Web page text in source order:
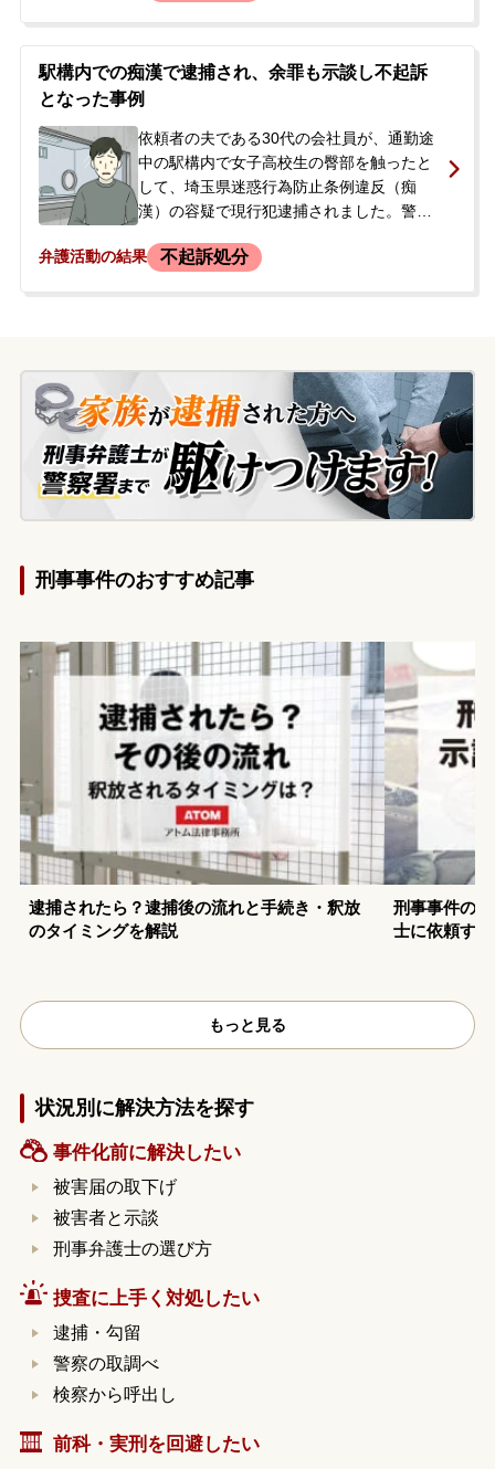
れ、警察署で約2時間の取調べを受けまし
た。その際は被害者も「大事にすることは
ない」と話していたため、家族が身元引受
人となり帰宅できました。しかし後日、警
察から「被害者が処罰を望んでいる」と連
絡があり、再度の取調べを控える状況にな
りました。依頼者は鉄道会社に勤務してお
することに強い恐怖を感じ、今後の対応に
駅構内での痴漢で逮捕され、余罪も示談し不起訴
となった事例
依頼者の夫である30代の会社員が、通勤途
中の駅構内で女子高校生の臀部を触ったと
して、埼玉県迷惑行為防止条例違反（痴
漢）の容疑で現行犯逮捕されました。警察
被害申告があり、警戒していたところでの
できないと言われた」と当事務所に電話で
相談があり、即日依頼となりました。
弁護活動の結果 不起訴処分
刑事事件のおすすめ記事
逮捕されたら？逮捕後の流れと手続き・釈放
のタイミングを解説
刑事事件の
士に依頼す
もっと見る
状況別に解決方法を探す
事件化前に解決したい
被害届の取下げ
被害者と示談
刑事弁護士の選び方
捜査に上手く対処したい
逮捕・勾留
警察の取調べ
検察から呼出し
前科・実刑を回避したい